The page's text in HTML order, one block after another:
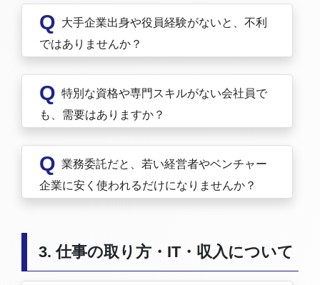
Q 大手企業出身や役員経験がないと、不利
ではありませんか？
Q 特別な資格や専門スキルがない会社員で
も、需要はありますか？
Q 業務委託だと、若い経営者やベンチャー
企業に安く使われるだけになりませんか？
3. 仕事の取り方・IT・収入について